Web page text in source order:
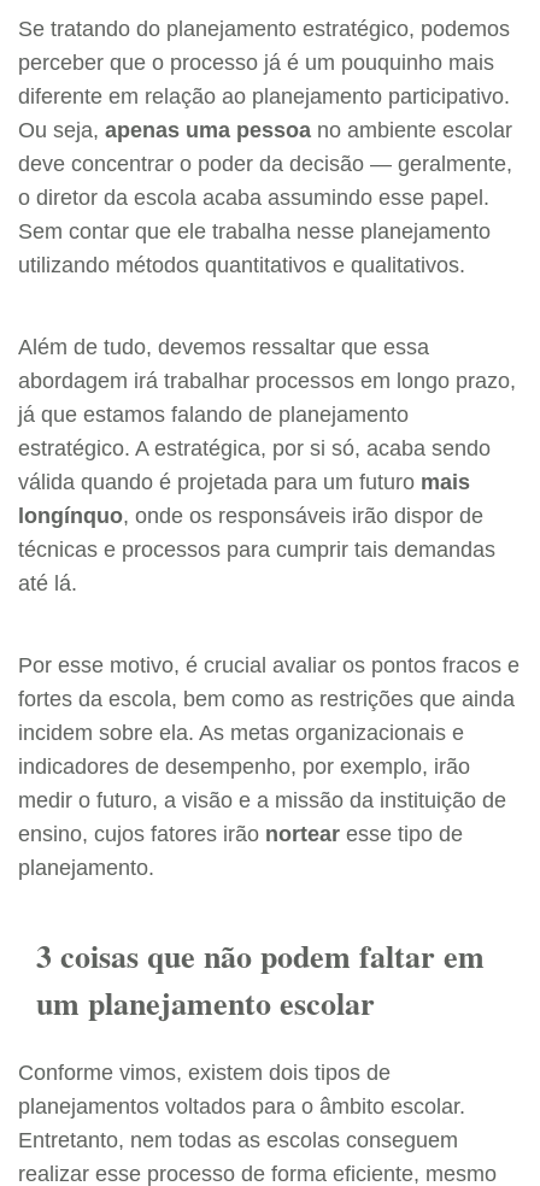
Se tratando do planejamento estratégico, podemos
perceber que o processo já é um pouquinho mais
diferente em relação ao planejamento participativo.
Ou seja, apenas uma pessoa no ambiente escolar
deve concentrar o poder da decisão — geralmente,
o diretor da escola acaba assumindo esse papel.
Sem contar que ele trabalha nesse planejamento
utilizando métodos quantitativos e qualitativos.
Além de tudo, devemos ressaltar que essa
abordagem irá trabalhar processos em longo prazo,
já que estamos falando de planejamento
estratégico. A estratégica, por si só, acaba sendo
válida quando é projetada para um futuro mais
longínquo, onde os responsáveis irão dispor de
técnicas e processos para cumprir tais demandas
até lá.
Por esse motivo, é crucial avaliar os pontos fracos e
fortes da escola, bem como as restrições que ainda
incidem sobre ela. As metas organizacionais e
indicadores de desempenho, por exemplo, irão
medir o futuro, a visão e a missão da instituição de
ensino, cujos fatores irão nortear esse tipo de
planejamento.
3 coisas que não podem faltar em
um planejamento escolar
Conforme vimos, existem dois tipos de
planejamentos voltados para o âmbito escolar.
Entretanto, nem todas as escolas conseguem
realizar esse processo de forma eficiente, mesmo